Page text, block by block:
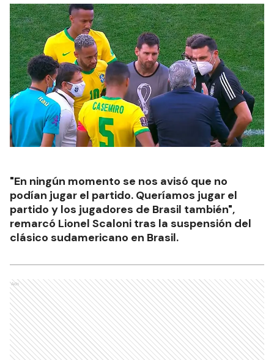
"En ningún momento se nos avisó que no
podían jugar el partido. Queríamos jugar el
partido y los jugadores de Brasil también",
remarcó Lionel Scaloni tras la suspensión del
clásico sudamericano en Brasil.
Ads